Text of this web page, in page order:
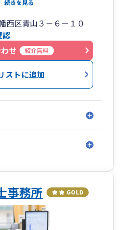
っての最善の方法を総合
。
続きを見る
西区青山３－６－１０
認
せ
紹介無料
ストに追加
事務所